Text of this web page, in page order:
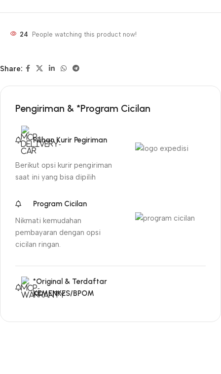
24 People watching this product now!
Share:
Pengiriman & *Program Cicilan
Pilihan Kurir Pegiriman
Berikut opsi kurir pengiriman
saat ini yang bisa dipilih
Program Cicilan
Nikmati kemudahan
pembayaran dengan opsi
cicilan ringan.
*Original & Terdaftar
KEMENKES/BPOM